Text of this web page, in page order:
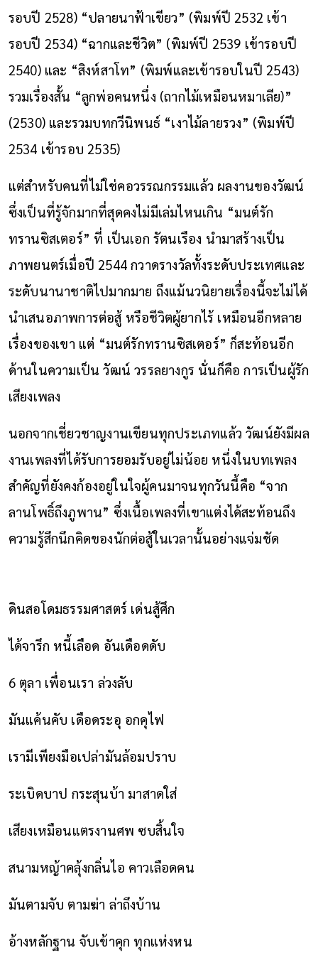
รอบปี 2528) “ปลายนาฟ้าเขียว” (พิมพ์ปี 2532 เข้า
รอบปี 2534) “ฉากและชีวิต” (พิมพ์ปี 2539 เข้ารอบปี
2540) และ “สิงห์สาโท” (พิมพ์และเข้ารอบในปี 2543)
รวมเรื่องสั้น “ลูกพ่อคนหนึ่ง (ถากไม้เหมือนหมาเลีย)”
(2530) และรวมบทกวีนิพนธ์ “เงาไม้ลายรวง” (พิมพ์ปี
2534 เข้ารอบ 2535)
แต่สำหรับคนที่ไม่ใช่คอวรรณกรรมแล้ว ผลงานของวัฒน์
ซึ่งเป็นที่รู้จักมากที่สุดคงไม่มีเล่มไหนเกิน “มนต์รัก
ทรานซิสเตอร์” ที่ เป็นเอก รัตนเรือง นำมาสร้างเป็น
ภาพยนตร์เมื่อปี 2544 กวาดรางวัลทั้งระดับประเทศและ
ระดับนานาชาติไปมากมาย ถึงแม้นวนิยายเรื่องนี้จะไม่ได้
นำเสนอภาพการต่อสู้ หรือชีวิตผู้ยากไร้ เหมือนอีกหลาย
เรื่องของเขา แต่ “มนต์รักทรานซิสเตอร์” ก็สะท้อนอีก
ด้านในความเป็น วัฒน์ วรรลยางกูร นั่นก็คือ การเป็นผู้รัก
เสียงเพลง
นอกจากเชี่ยวชาญงานเขียนทุกประเภทแล้ว วัฒน์ยังมีผล
งานเพลงที่ได้รับการยอมรับอยู่ไม่น้อย หนึ่งในบทเพลง
สำคัญที่ยังคงก้องอยู่ในใจผู้คนมาจนทุกวันนี้คือ “จาก
ลานโพธิ์ถึงภูพาน” ซึ่งเนื้อเพลงที่เขาแต่งได้สะท้อนถึง
ความรู้สึกนึกคิดของนักต่อสู้ในเวลานั้นอย่างแจ่มชัด
ดินสอโดมธรรมศาสตร์ เด่นสู้ศึก
ได้จารึก หนี้เลือด อันเดือดดับ
6 ตุลา เพื่อนเรา ล่วงลับ
มันแค้นคับ เดือดระอุ อกคุไฟ
เรามีเพียงมือเปล่ามันล้อมปราบ
ระเบิดบาป กระสุนบ้า มาสาดใส่
เสียงเหมือนแตรงานศพ ซบสิ้นใจ
สนามหญ้าคลุ้งกลิ่นไอ คาวเลือดคน
มันตามจับ ตามฆ่า ล่าถึงบ้าน
อ้างหลักฐาน จับเข้าคุก ทุกแห่งหน